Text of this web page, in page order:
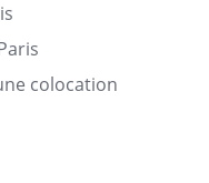
colocation